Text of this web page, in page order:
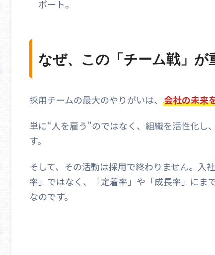
ポート。
なぜ、この「チーム戦」が
採用チームの最大のやりがいは、 会社の未来
単に“人を雇う”のではなく、組織を活性化し
す。
そして、その活動は採用で終わりません。入
率」ではなく、「定着率」や「成長率」にま
なのです。